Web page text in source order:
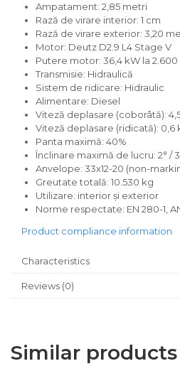
Ampatament: 2,85 metri
Rază de virare interior: 1 cm
Rază de virare exterior: 3,20
Motor: Deutz D2.9 L4 Stage V
Putere motor: 36,4 kW la
Transmisie: Hidraulică
Sistem de ridicare: Hidraulic
Alimentare: Diesel
Viteză deplasare (coborâtă):
Viteză deplasare (ridicată): 0,6
Panta maximă: 40%
Înclinare maximă de lucru: 2° /
Anvelope: 33x12-20 (non-
Greutate totală: 10.530 kg
Utilizare: interior și exterior
Norme respectate: EN 280-1,
Product compliance information
Characteristics
Reviews (0)
Similar products